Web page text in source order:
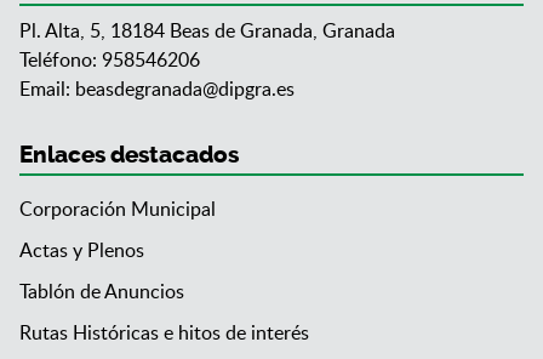
Pl. Alta, 5, 18184 Beas de Granada, Granada
Teléfono: 958546206
Email: beasdegranada@dipgra.es
Enlaces destacados
Corporación Municipal
Actas y Plenos
Tablón de Anuncios
Rutas Históricas e hitos de interés